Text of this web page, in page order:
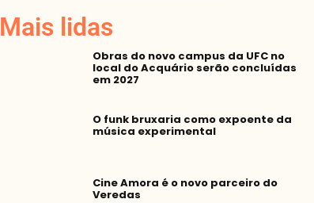
Mais lidas
Obras do novo campus da UFC no
local do Acquário serão concluídas
em 2027
O funk bruxaria como expoente da
música experimental
Cine Amora é o novo parceiro do
Veredas